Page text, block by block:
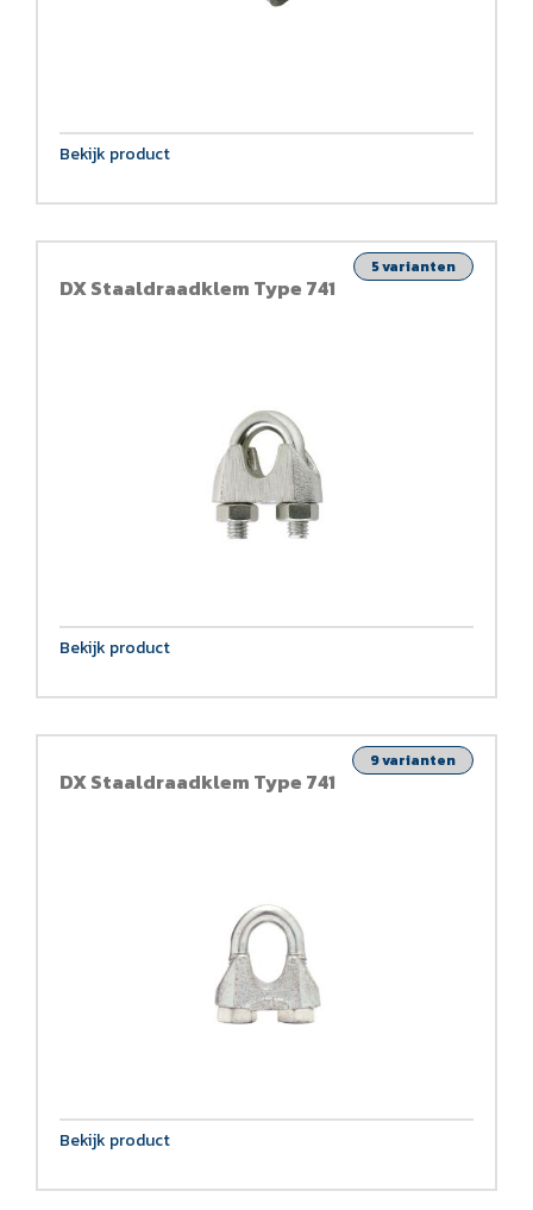
Bekijk product
DX Staaldraadklem Type 741
5 varianten
Bekijk product
DX Staaldraadklem Type 741
9 varianten
Bekijk product